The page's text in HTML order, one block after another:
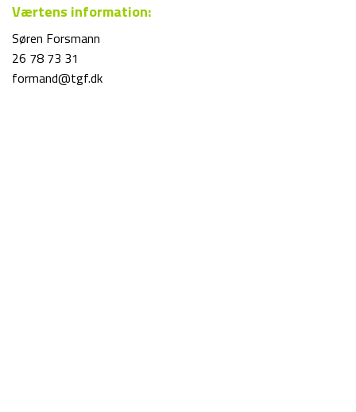
Værtens information:
Søren Forsmann
26 78 73 31
formand@tgf.dk